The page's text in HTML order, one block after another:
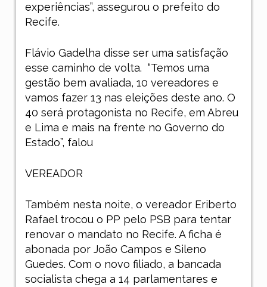
experiências”, assegurou o prefeito do
Recife.
Flávio Gadelha disse ser uma satisfação
esse caminho de volta. “Temos uma
gestão bem avaliada, 10 vereadores e
vamos fazer 13 nas eleições deste ano. O
40 será protagonista no Recife, em Abreu
e Lima e mais na frente no Governo do
Estado”, falou
VEREADOR
Também nesta noite, o vereador Eriberto
Rafael trocou o PP pelo PSB para tentar
renovar o mandato no Recife. A ficha é
abonada por João Campos e Sileno
Guedes. Com o novo filiado, a bancada
socialista chega a 14 parlamentares e